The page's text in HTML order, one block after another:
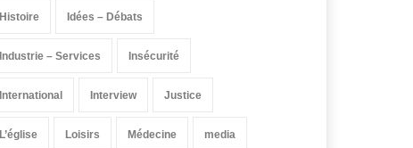
Histoire Idées – Débats
Industrie – Services Insécurité
International Interview Justice
L’église Loisirs Médecine media